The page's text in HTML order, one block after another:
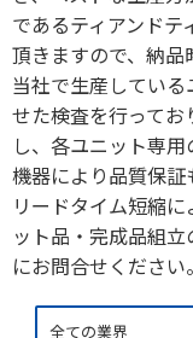
であるティアンド
頂きますので、納品
当社で生産してい
せた検査を行って
し、各ユニット専
機器により品質保
リードタイム短縮
ット品・完成品組
にお問合せください。